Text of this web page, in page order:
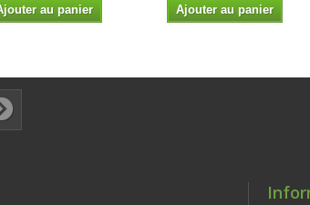
au panier Ajouter au panier